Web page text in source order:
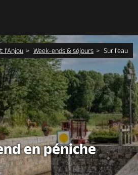
l’Anjou Week-ends & séjours Sur l'eau
en péniche